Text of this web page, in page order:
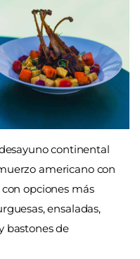
continental
americano con
opciones más
ensaladas,
bastones de